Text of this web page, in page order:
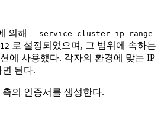
의해 --service-cluster-ip-range
로 설정되었으며, 그 범위에 속하는
에 사용했다. 각자의 환경에 맞는 IP
된다.
의 인증서를 생성한다.